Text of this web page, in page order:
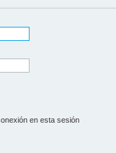
en esta sesión